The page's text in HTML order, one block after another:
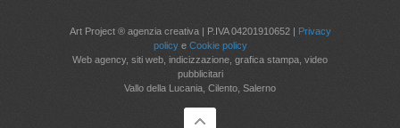
Art Project ® agenzia creativa | P.IVA 04201910652 |
Privacy
policye Cookie policy
Web agency, siti web, indicizzazione, grafica stampa, video
pubblicitari
Vallo della Lucania, Cilento, Salerno